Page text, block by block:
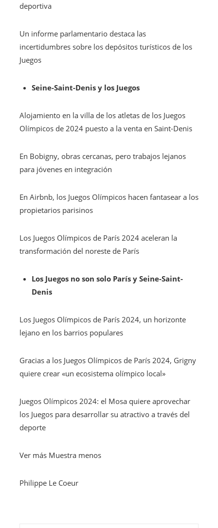
deportiva
Un informe parlamentario destaca las
incertidumbres sobre los depósitos turísticos de los
Juegos
Seine-Saint-Denis y los Juegos
Alojamiento en la villa de los atletas de los Juegos
Olímpicos de 2024 puesto a la venta en Saint-Denis
En Bobigny, obras cercanas, pero trabajos lejanos
para jóvenes en integración
En Airbnb, los Juegos Olímpicos hacen fantasear a los
propietarios parisinos
Los Juegos Olímpicos de París 2024 aceleran la
transformación del noreste de París
Los Juegos no son solo París y Seine-Saint-
Denis
Los Juegos Olímpicos de París 2024, un horizonte
lejano en los barrios populares
Gracias a los Juegos Olímpicos de París 2024, Grigny
quiere crear «un ecosistema olímpico local»
Juegos Olímpicos 2024: el Mosa quiere aprovechar
los Juegos para desarrollar su atractivo a través del
deporte
Ver más Muestra menos
Philippe Le Coeur